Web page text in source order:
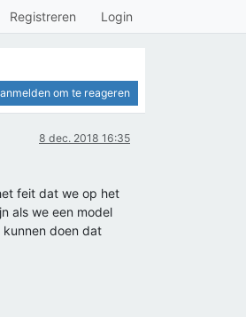
Registreren Login
om te reageren
8 dec. 2018 16:35
feit dat we op het
als we een model
doen dat